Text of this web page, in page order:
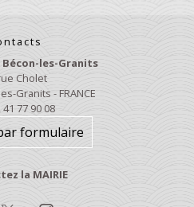
Bécon-les-Granits
Cholet
Granits - FRANCE
41 77 90 08
formulaire
la MAIRIE